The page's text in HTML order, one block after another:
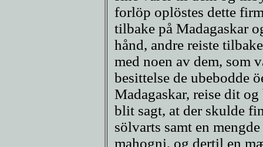
forlöp oplöstes dette
tilbake på Madagaskar
hånd, andre reiste
med noen av dem, som
besittelse de ubebodde
Madagaskar, reise dit
blit sagt, at der skulde
sölvarts samt en
mahogni, og dertil en